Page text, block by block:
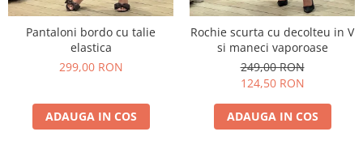
Pantaloni bordo cu talie
elastica
299,00 RON
ADAUGA IN COS
Rochie scurta cu decolteu in V
si maneci vaporoase
249,00 RON
124,50 RON
ADAUGA IN COS